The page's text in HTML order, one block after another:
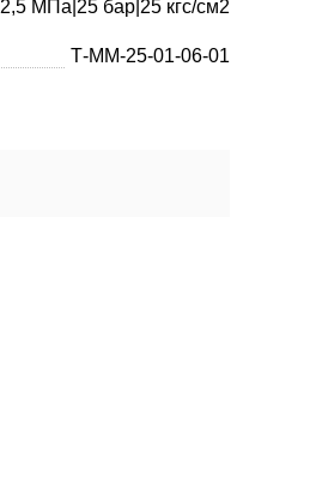
2,5 МПа|25 бар|25 кгс/см2
Т-ММ-25-01-06-01